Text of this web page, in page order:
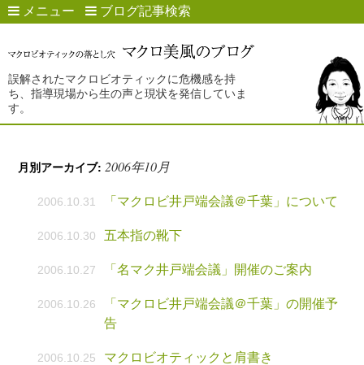
メニュー ブログ記事検索
誤解されたマクロビオティックに危機感を持
ち、指導現場から生の声と現状を発信していま
す。
月別アーカイブ:2006年10月
2006.10.31 「マクロビ井戸端会議＠千葉」について
2006.10.30 五本指の靴下
2006.10.27 「名マク井戸端会議」開催のご案内
2006.10.26
「マクロビ井戸端会議＠千葉」の開催予
告
2006.10.25 マクロビオティックと肩書き